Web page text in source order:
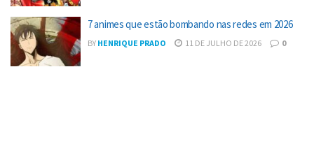
7 animes que estão bombando nas redes em 2026
BY HENRIQUE PRADO 11 DE JULHO DE 2026 0